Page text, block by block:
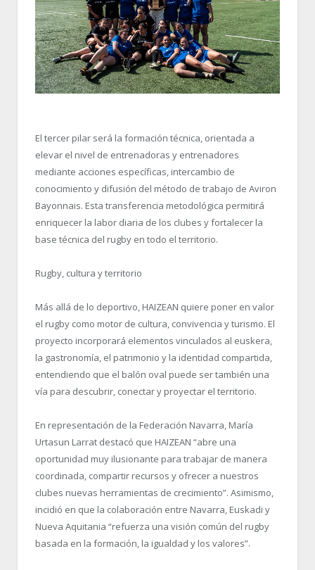
El tercer pilar será la formación técnica, orientada a
elevar el nivel de entrenadoras y entrenadores
mediante acciones específicas, intercambio de
conocimiento y difusión del método de trabajo de Aviron
Bayonnais. Esta transferencia metodológica permitirá
enriquecer la labor diaria de los clubes y fortalecer la
base técnica del rugby en todo el territorio.
Rugby, cultura y territorio
Más allá de lo deportivo, HAIZEAN quiere poner en valor
el rugby como motor de cultura, convivencia y turismo. El
proyecto incorporará elementos vinculados al euskera,
la gastronomía, el patrimonio y la identidad compartida,
entendiendo que el balón oval puede ser también una
vía para descubrir, conectar y proyectar el territorio.
En representación de la Federación Navarra, María
Urtasun Larrat destacó que HAIZEAN “abre una
oportunidad muy ilusionante para trabajar de manera
coordinada, compartir recursos y ofrecer a nuestros
clubes nuevas herramientas de crecimiento”. Asimismo,
incidió en que la colaboración entre Navarra, Euskadi y
Nueva Aquitania “refuerza una visión común del rugby
basada en la formación, la igualdad y los valores”.